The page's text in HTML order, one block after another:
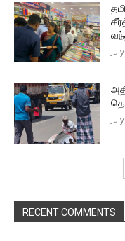
RECENT COMMENTS